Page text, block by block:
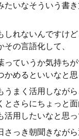
たいなそういう書
しれないんですけ
の言語化して、
っていうか気持ち
かめるといいなと思
うまく活用しなが
とさらにちょっと
用したいなと思っ
さっき朝聞きなが